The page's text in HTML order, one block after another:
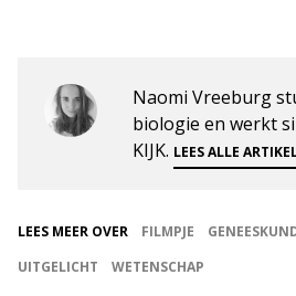
Naomi Vreeburg
biologie en werkt
KIJK. LEES ALLE
LEES MEER OVER FILMPJE
UITGELICHT
WETENSCHAP